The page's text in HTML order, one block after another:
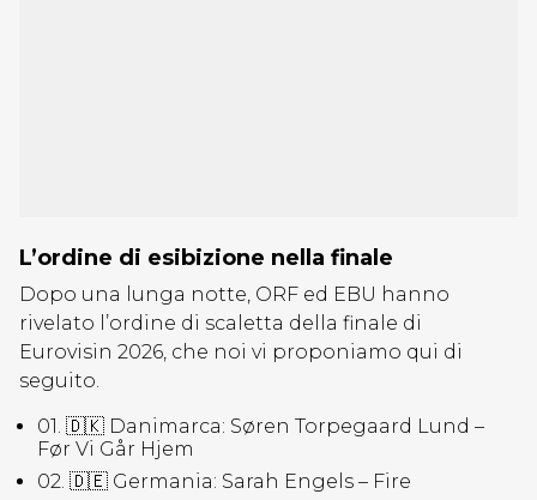
L’ordine di esibizione nella finale
Dopo una lunga notte, ORF ed EBU hanno
rivelato l’ordine di scaletta della finale di
Eurovisin 2026, che noi vi proponiamo qui di
seguito.
01. 🇩🇰 Danimarca: Søren Torpegaard Lund –
Før Vi Går Hjem
02. 🇩🇪 Germania: Sarah Engels – Fire